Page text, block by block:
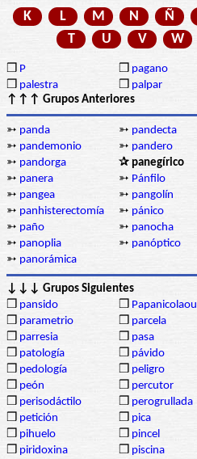
K
L M N Ñ
T
U V W
❒ P ❒ pagano
❒ palestra ❒ palpar
↑↑↑ Grupos Anteriores
➳ panda ➳ pandecta
➳ pandemonio ➳ pandero
➳ pandorga ✰ panegírico
➳ panera ➳ Pánfilo
➳ pangea ➳ pangolín
➳ panhisterectomía ➳ pánico
➳ paño ➳ panocha
➳ panoplia ➳ panóptico
➳ panorámica
↓↓↓ Grupos Siguientes
❒ pansido ❒ Papanicolaou
❒ parametrio ❒ parcela
❒ parresia ❒ pasa
❒ patología ❒ pávido
❒ pedología ❒ peligro
❒ peón ❒ percutor
❒ perisodáctilo ❒ perogrullada
❒ petición ❒ pica
❒ pihuelo ❒ pincel
❒ piridoxina ❒ piscina